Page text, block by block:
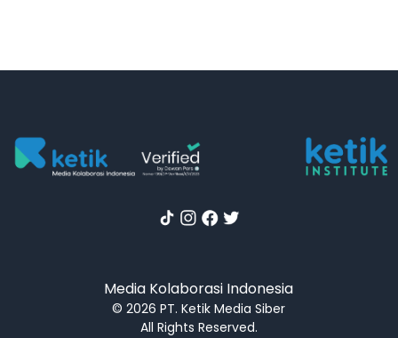
Media Kolaborasi Indonesia
© 2026 PT. Ketik Media Siber
All Rights Reserved.